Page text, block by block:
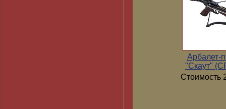
Арбалет-
"Скаут"
Стоимость